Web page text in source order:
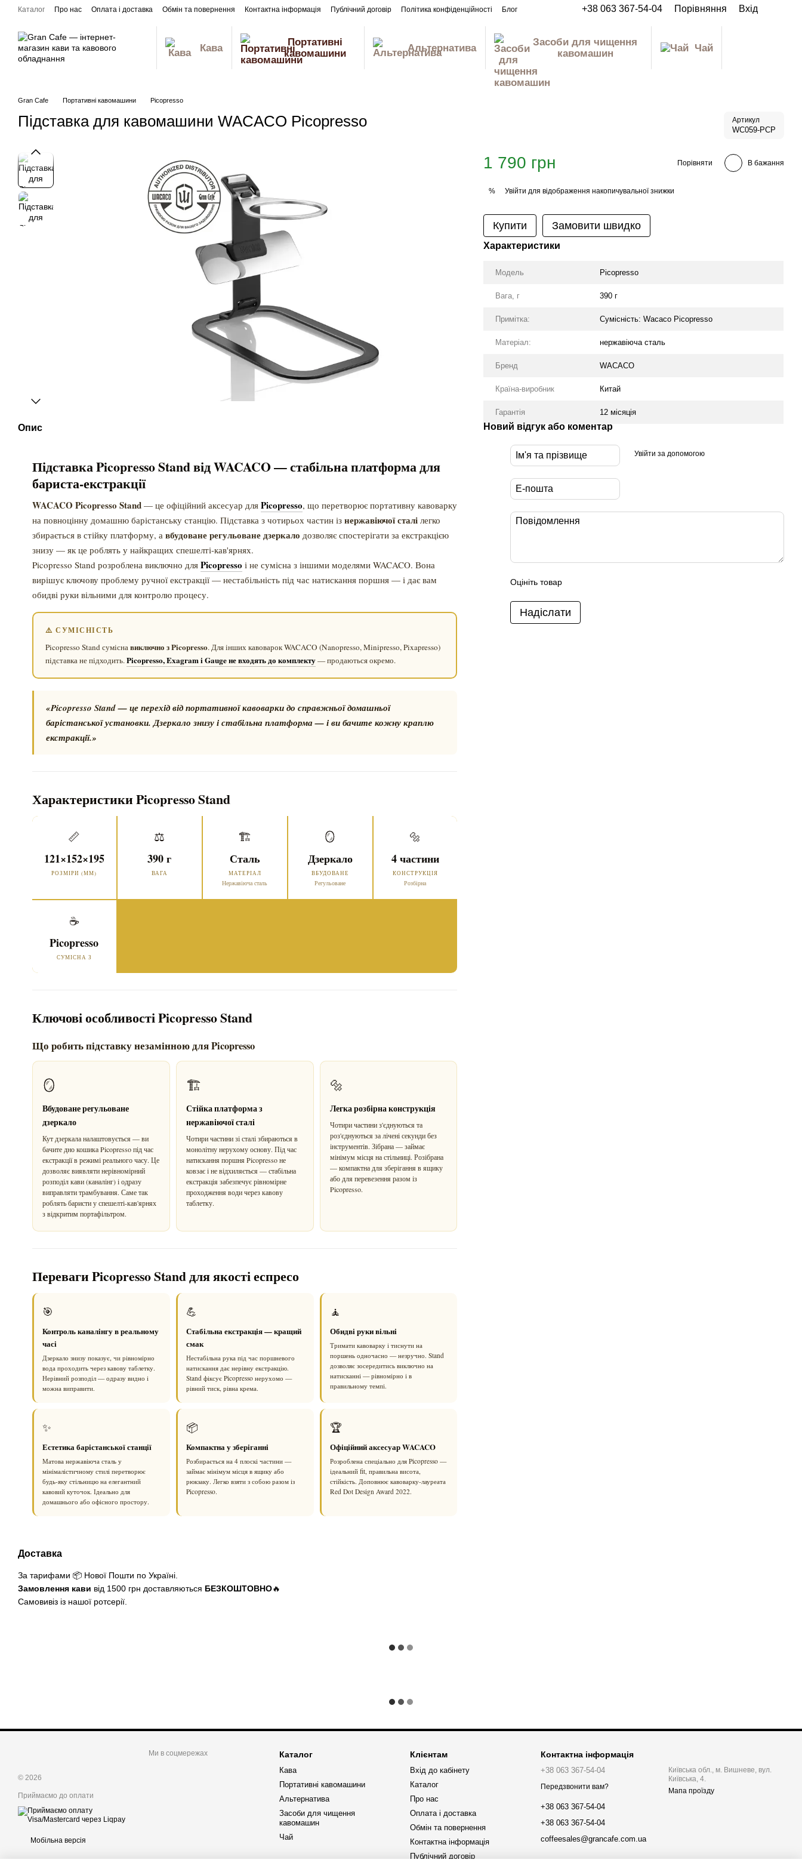
Перейти до основного контенту
Каталог Про нас Оплата і доставка Обмін та повернення Контактна інформація Публічний договір Політика конфіденційності
Блог
+38 063 367-54-04 Порівняння Вхід
Кава
Портативні
кавомашини
Альтернатива
Засоби для чищення
кавомашин
Чай
Gran Cafe Портативні кавомашини Picopresso
Підставка для кавомашини WACACO Picopresso Артикул
WC059-PCP
Опис
Підставка Picopresso Stand від WACACO — стабільна платформа для
бариста-екстракції
WACACO Picopresso Stand — це офіційний аксесуар для Picopresso, що перетворює портативну кавоварку
на повноцінну домашню барістанську станцію. Підставка з чотирьох частин із нержавіючої сталі легко
збирається в стійку платформу, а вбудоване регульоване дзеркало дозволяє спостерігати за екстракцією
знизу — як це роблять у найкращих спешелті-кав'ярнях.
Picopresso Stand розроблена виключно для Picopresso і не сумісна з іншими моделями WACACO. Вона
вирішує ключову проблему ручної екстракції — нестабільність під час натискання поршня — і дає вам
обидві руки вільними для контролю процесу.
⚠️ СУМІСНІСТЬ
Picopresso Stand суміснавиключно з Picopresso. Для інших кавоварок WACACO (Nanopresso, Minipresso, Pixapresso)
підставка не підходить.Picopresso, Exagram і Gauge не входять до комплекту— продаються окремо.
«Picopresso Stand — це перехід від портативної кавоварки до справжньої домашньої
барістанської установки. Дзеркало знизу і стабільна платформа — і ви бачите кожну краплю
екстракції.»
Характеристики Picopresso Stand
📏
121×152×195
РОЗМІРИ (ММ)
⚖️
390 г
ВАГА
🏗️
Сталь
МАТЕРІАЛ
Нержавіюча сталь
🪞
Дзеркало
ВБУДОВАНЕ
Регульоване
🔩
4 частини
КОНСТРУКЦІЯ
Розбірна
☕
Picopresso
СУМІСНА З
Ключові особливості Picopresso Stand
Що робить підставку незамінною для Picopresso
🪞
Вбудоване регульоване
дзеркало
Кут дзеркала налаштовується — ви
бачите дно кошика Picopresso під час
екстракції в режимі реального часу. Це
дозволяє виявляти нерівномірний
розподіл кави (каналінг) і одразу
виправляти трамбування. Саме так
роблять баристи у спешелті-кав'ярнях
з відкритим портафільтром.
🏗️
Стійка платформа з
нержавіючої сталі
Чотири частини зі сталі збираються в
монолітну нерухому основу. Під час
натискання поршня Picopresso не
ковзає і не відхиляється — стабільна
екстракція забезпечує рівномірне
проходження води через кавову
таблетку.
🔩
Легка розбірна конструкція
Чотири частини з'єднуються та
роз'єднуються за лічені секунди без
інструментів. Зібрана — займає
мінімум місця на стільниці. Розібрана
— компактна для зберігання в ящику
або для перевезення разом із
Picopresso.
Переваги Picopresso Stand для якості еспресо
🎯
Контроль каналінгу в реальному
часі
Дзеркало знизу показує, чи рівномірно
вода проходить через кавову таблетку.
Нерівний розподіл — одразу видно і
можна виправити.
💪
Стабільна екстракція — кращий
смак
Нестабільна рука під час поршневого
натискання дає нерівну екстракцію.
Stand фіксує Picopresso нерухомо —
рівний тиск, рівна крема.
🧘
Обидві руки вільні
Тримати кавоварку і тиснути на
поршень одночасно — незручно. Stand
дозволяє зосередитись виключно на
натисканні — рівномірно і в
правильному темпі.
✨
Естетика барістанської станції
Матова нержавіюча сталь у
мінімалістичному стилі перетворює
будь-яку стільницю на елегантний
кавовий куточок. Ідеально для
домашнього або офісного простору.
📦
Компактна у зберіганні
Розбирається на 4 плоскі частини —
займає мінімум місця в ящику або
рюкзаку. Легко взяти з собою разом із
Picopresso.
🏆
Офіційний аксесуар WACACO
Розроблена спеціально для Picopresso —
ідеальний fit, правильна висота,
стійкість. Доповнює кавоварку-лауреата
Red Dot Design Award 2022.
Доставка
За тарифами 📦 Нової Пошти по Україні.
Замовлення кави від 1500 грн доставляються БЕЗКОШТОВНО🔥
Самовивіз із нашої ротсерії.
1 790 грн Порівняти В бажання
% Увійти для відображення накопичувальної знижки
Купити Замовити швидко
Характеристики
Модель Picopresso
Вага, г 390 г
Примітка: Сумісність: Wacaco Picopresso
Матеріал: нержавіюча сталь
Бренд WACACO
Країна-виробник Китай
Гарантія 12 місяція
Новий відгук або коментар
Увійти за допомогою
Оцініть товар
Надіслати
© 2026
Приймаємо до оплати
Мобільна версія
Ми в соцмережах Каталог
Кава
Портативні кавомашини
Альтернатива
Засоби для чищення
кавомашин
Чай
Клієнтам
Вхід до кабінету
Каталог
Про нас
Оплата і доставка
Обмін та повернення
Контактна інформація
Публічний договір
Контактна інформація
+38 063 367-54-04
Передзвонити вам?
+38 063 367-54-04
+38 063 367-54-04
coffeesales@grancafe.com.ua
Київська обл., м. Вишневе, вул.
Київська, 4.
Мапа проїзду